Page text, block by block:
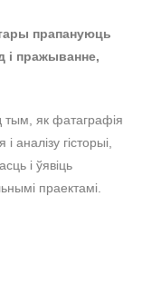
прапануюць
і пражыванне,
як фатаграфія
гісторыі,
і ўявіць
праектамі.